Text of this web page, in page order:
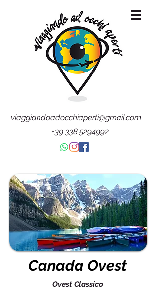
viaggiandoadocchiaperti@gmail.com
+39 338 5294992
Canada Ovest
Ovest Classico